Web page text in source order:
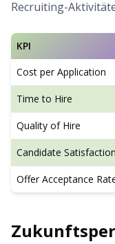
Recruiting-
KPI
Cost per Application
Time to Hire
Quality of Hire
Candidate Satisfaction
Offer Acceptance